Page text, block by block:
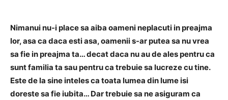
Nimanui nu-i place sa aiba oameni neplacuti in preajma
lor, asa ca daca esti asa, oamenii s-ar putea sa nu vrea
sa fie in preajma ta… decat daca nu au de ales pentru ca
sunt familia ta sau pentru ca trebuie sa lucreze cu tine.
Este de la sine inteles ca toata lumea din lume isi
doreste sa fie iubita… Dar trebuie sa ne asiguram ca